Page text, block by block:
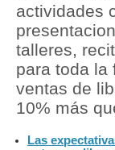
Política
Tu Dinero
Finanzas
Inmobiliarias
Plus G
actividades
talleres,
para toda la
ventas de
10% más
Las